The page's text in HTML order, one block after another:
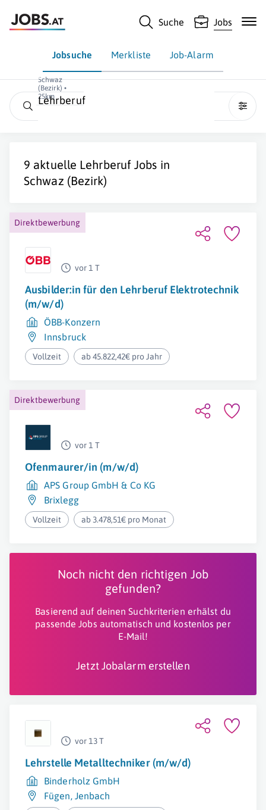
Suche Jobs
Jobsuche Merkliste Job-Alarm
Schwaz
(Bezirk) •
25km
Lehrberuf
9 aktuelle Lehrberuf Jobs in
Schwaz (Bezirk)
Direktbewerbung
vor 1 T
Ausbilder:in für den Lehrberuf Elektrotechnik
(m/w/d)
ÖBB-Konzern
Innsbruck
Vollzeit ab 45.822,42€ pro Jahr
Direktbewerbung
vor 1 T
Ofenmaurer/in (m/w/d)
APS Group GmbH & Co KG
Brixlegg
Vollzeit ab 3.478,51€ pro Monat
Noch nicht den richtigen Job
gefunden?
Basierend auf deinen Suchkriterien erhälst du
passende Jobs automatisch und kostenlos per
E-Mail!
Jetzt Jobalarm erstellen
vor 13 T
Lehrstelle Metalltechniker (m/w/d)
Binderholz GmbH
Fügen, Jenbach